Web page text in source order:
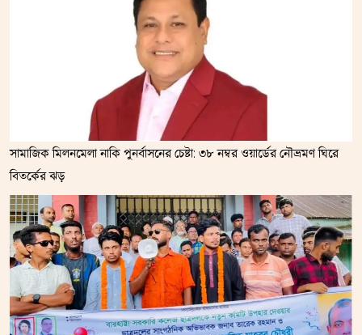
সামাজিক মিলনমেলা নাকি পুনর্বাসনের চেষ্টা: ৩৮ নম্বর ওয়ার্ডের নৌভ্রমণ ঘিরে
বিতর্কের ঝড়